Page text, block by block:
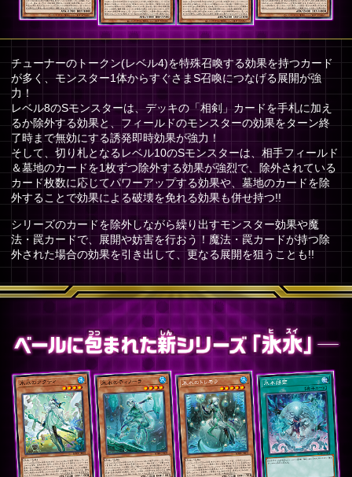
チューナーのトークン(レベル4)を特殊召喚する効果を持つカード
が多く、モンスター1体からすぐさまS召喚につなげる展開が強
力！
レベル8のSモンスターは、デッキの「相剣」カードを手札に加え
るか除外する効果と、フィールドのモンスターの効果をターン終
了時まで無効にする誘発即時効果が強力！
そして、切り札となるレベル10のSモンスターは、相手フィールド
＆墓地のカードを1枚ずつ除外する効果が強烈で、除外されている
カード枚数に応じてパワーアップする効果や、墓地のカードを除
外することで効果による破壊を免れる効果も併せ持つ!!
シリーズのカードを除外しながら繰り出すモンスター効果や魔
法・罠カードで、展開や妨害を行おう！魔法・罠カードが持つ除
外された場合の効果を引き出して、更なる展開を狙うことも!!